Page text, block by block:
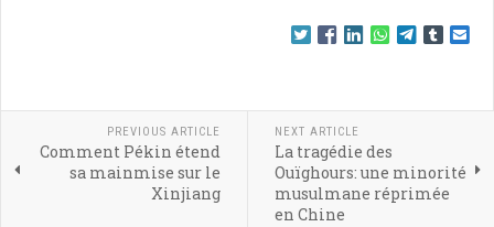
PREVIOUS ARTICLE
Comment Pékin étend
sa mainmise sur le
Xinjiang
NEXT ARTICLE
La tragédie des
Ouïghours: une minorité
musulmane réprimée
en Chine